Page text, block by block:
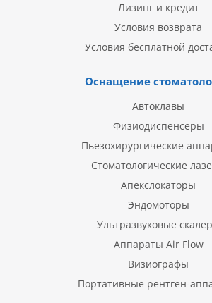
Лизинг и кредит
Условия возврата
Условия бесплатной
Оснащение
Автоклавы
Физиодиспенсеры
Пьезохирургические
Стоматологические
Апекслокаторы
Эндомоторы
Ультразвуковые
Аппараты Air Flow
Визиографы
Портативные рентген-